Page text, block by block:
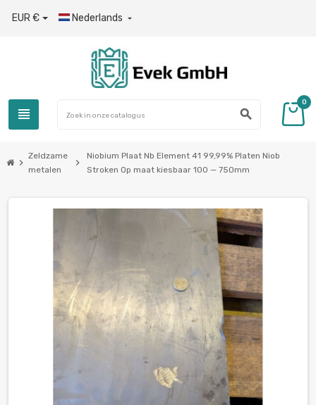
EUR € Nederlands 
view_headline search
0
chevron_right
Zeldzame
metalen
chevron_right
Niobium Plaat Nb Element 41 99,99% Platen Niob
Stroken Op maat kiesbaar 100 — 750mm